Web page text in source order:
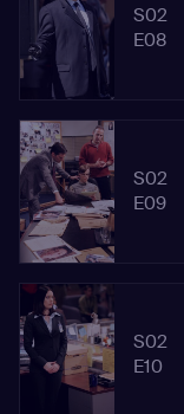
S02
E08
S02
E09
S02
E10